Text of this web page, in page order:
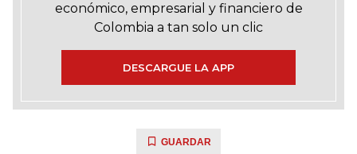
económico, empresarial y financiero de
Colombia a tan solo un clic
DESCARGUE LA APP
GUARDAR